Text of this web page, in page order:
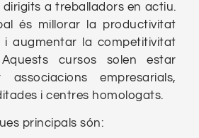
a treballadors en actiu.
és millorar la productivitat
i augmentar la competitivitat
cursos solen estar
empresarials,
i centres homologats.
principals són: